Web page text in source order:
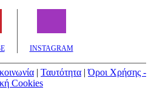
INSTAGRAM
| Ταυτότητα |Όροι Χρήσης -
Cookies